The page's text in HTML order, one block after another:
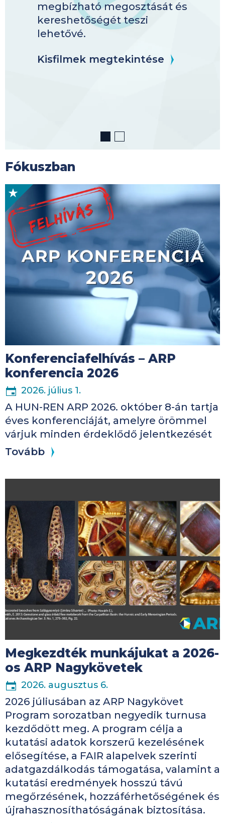
megbízható megosztását és
kereshetőségét teszi
lehetővé.
Kisfilmek megtekintése
Fókuszban
Kép
Konferenciafelhívás – ARP
konferencia 2026
2026. július 1.
A HUN-REN ARP 2026. október 8-án tartja
éves konferenciáját, amelyre örömmel
várjuk minden érdeklődő jelentkezését
Tovább
Megkezdték munkájukat a 2026-
os ARP Nagykövetek
2026. augusztus 6.
2026 júliusában az ARP Nagykövet
Program sorozatban negyedik turnusa
kezdődött meg. A program célja a
kutatási adatok korszerű kezelésének
elősegítése, a FAIR alapelvek szerinti
adatgazdálkodás támogatása, valamint a
kutatási eredmények hosszú távú
megőrzésének, hozzáférhetőségének és
újrahasznosíthatóságának biztosítása.